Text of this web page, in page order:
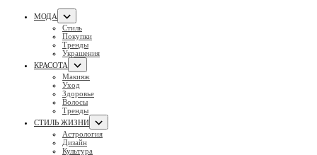
МОДА
Стиль
Покупки
Тренды
Украшения
КРАСОТА
Макияж
Уход
Здоровье
Волосы
Тренды
СТИЛЬ ЖИЗНИ
Астрология
Дизайн
Культура